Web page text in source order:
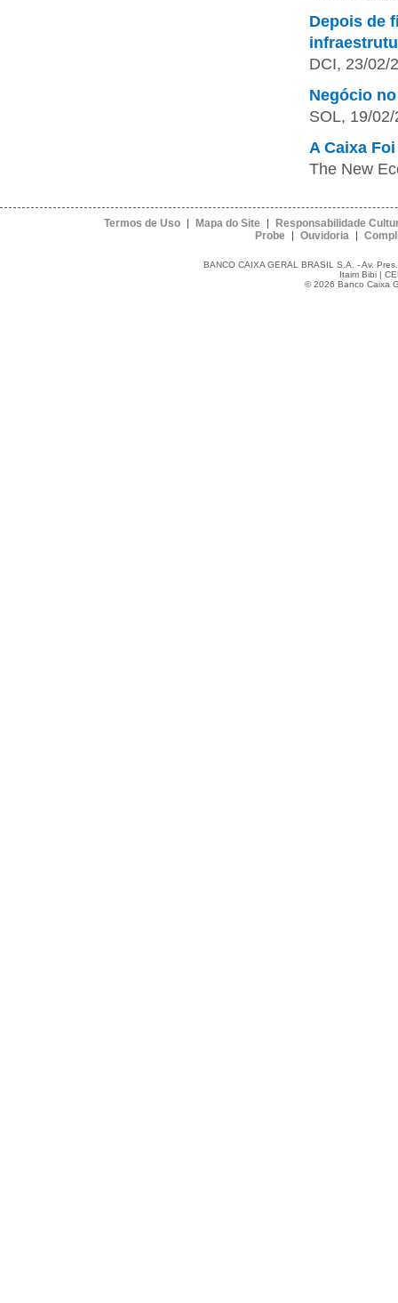
Depois de
DCI, 23/02/
Negócio
SOL, 19/
A Caixa
The New
Termos de Uso Mapa do Site
Responsabilidade
Probe
Ouvidoria
BANCO CAIXA GERAL BRASIL S.A. - Av.
Itaim Bibi |
© 2026 Banco Caixa